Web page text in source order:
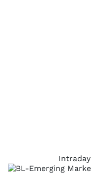
Intraday